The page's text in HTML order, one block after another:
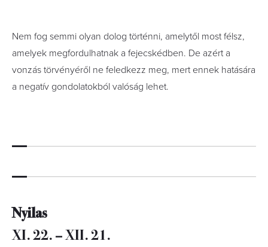
Nem fog semmi olyan dolog történni, amelytől most félsz,
amelyek megfordulhatnak a fejecskédben. De azért a
vonzás törvényéről ne feledkezz meg, mert ennek hatására
a negatív gondolatokból valóság lehet.
Nyilas
XI. 22. – XII. 21.